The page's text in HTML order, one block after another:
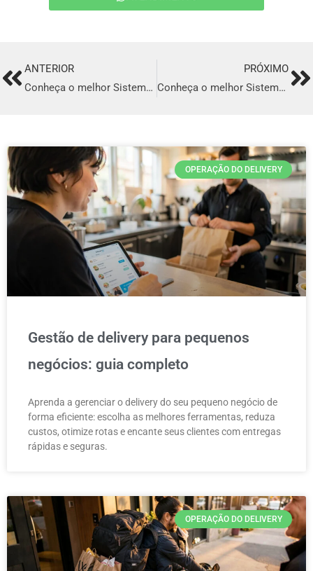
PrevANTERIOR
Conheça o melhor Sistema para Delivery em Uruguaiana
PRÓXIMO
Conheça o melhor Sistema para Delivery em Crato
OPERAÇÃO DO DELIVERY
Gestão de delivery para pequenos
negócios: guia completo
Aprenda a gerenciar o delivery do seu pequeno negócio de
forma eficiente: escolha as melhores ferramentas, reduza
custos, otimize rotas e encante seus clientes com entregas
rápidas e seguras.
OPERAÇÃO DO DELIVERY